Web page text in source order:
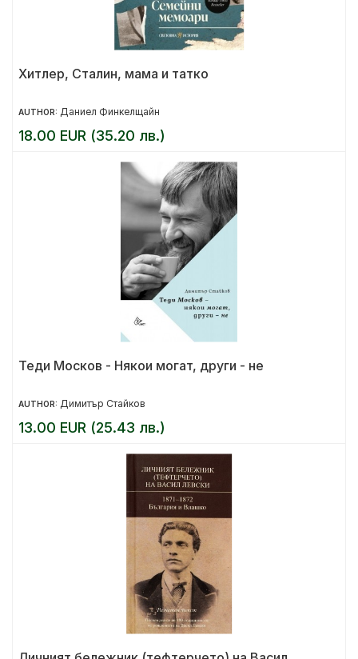
Хитлер, Сталин, мама и татко
AUTHOR: Даниел Финкелщайн
18.00 EUR (35.20 лв.)
Теди Москов - Някои могат, други - не
AUTHOR: Димитър Стайков
13.00 EUR (25.43 лв.)